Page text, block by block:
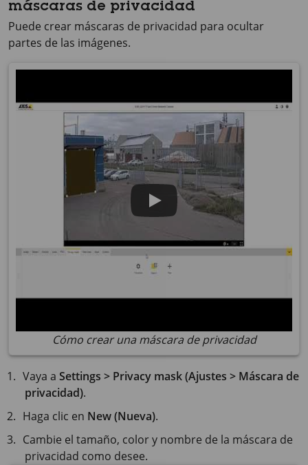
máscaras de privacidad
Puede crear máscaras de privacidad para ocultar
partes de las imágenes.
Cómo crear una máscara de privacidad
Vaya aSettings > Privacy mask (Ajustes > Máscara de
privacidad).
Haga clic en New (Nueva).
Cambie el tamaño, color y nombre de la máscara de
privacidad como desee.